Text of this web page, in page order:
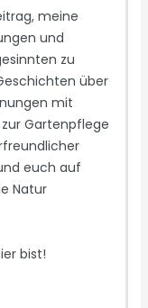
meine
und
zu
über
mit
Gartenpflege
euch auf
Natur
bist!